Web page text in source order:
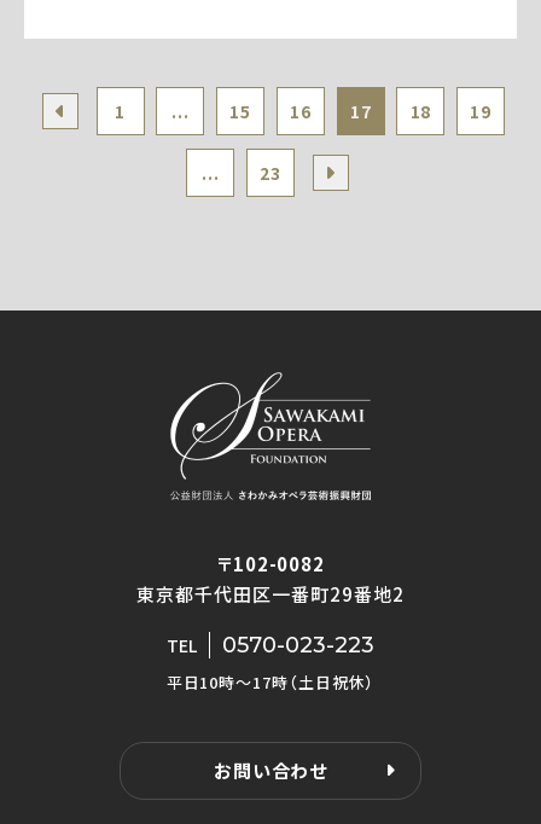
1 ... 15 16 17 18 19
... 23
〒102-0082
東京都千代田区一番町29番地2
TEL 0570-023-223
平日10時〜17時（土日祝休）
お問い合わせ